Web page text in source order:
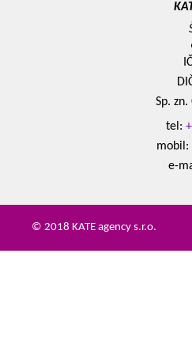
Sp. zn.
tel:
mobil:
e-
© 2018 KATE agency s.r.o.